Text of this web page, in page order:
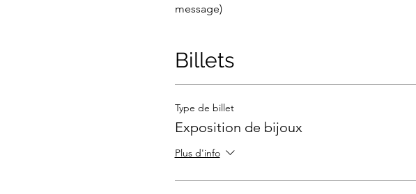
message)
Billets
Type de billet
Exposition de bijoux
Plus d'info